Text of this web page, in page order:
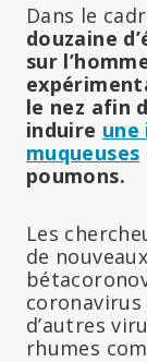
Dans le
douzaine
sur
le nez afin
induire une
muqueuses
poumons.
Les
de
coronavirus
d’autres
rhumes